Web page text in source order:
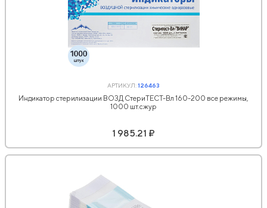
АРТИКУЛ:126463
Индикатор стерилизации ВОЗД СтериТЕСТ-Вл 160-200 все режимы,
1000 шт.сжур
1 985.21 ₽